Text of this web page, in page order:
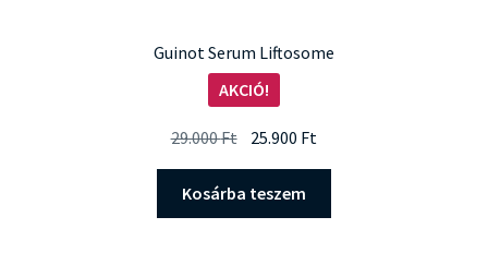
Guinot Serum Liftosome
AKCIÓ!
29.000Ft Original
price
was:
29.000 Ft.
25.900 Ft
price
25.900 Ft.
Kosárba teszem